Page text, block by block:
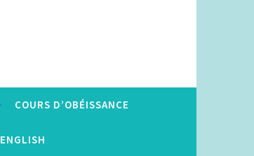
COURS D’OBÉISSANCE
ENGLISH